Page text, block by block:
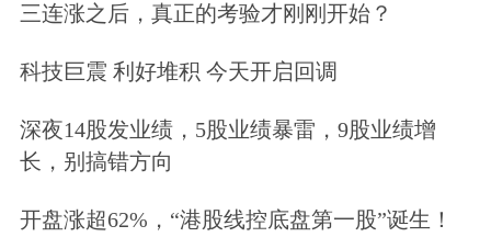
机构如何看？
三连涨之后，真正的考验才刚刚开始？
科技巨震 利好堆积 今天开启回调
深夜14股发业绩，5股业绩暴雷，9股业绩增
长，别搞错方向
开盘涨超62%，“港股线控底盘第一股”诞生！